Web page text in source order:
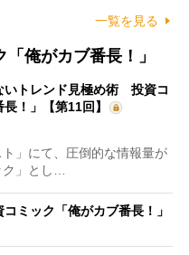
一覧を見る
俺がカブ番長！」
いトレンド見極め術 投資コ
！」【第11回】
」にて、圧倒的な情報量が
」とし…
ミック「俺がカブ番長！」